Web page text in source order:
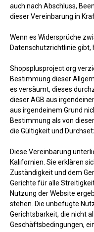
auch nach Abschluss,
dieser Vereinbarung in
Wenn es Widersprüche
Datenschutzrichtlinie gibt,
Shopsplusproject.org
Bestimmung dieser
es versäumt, dieses
dieser AGB aus
aus irgendeinem Grund
Bestimmung als von
die Gültigkeit und
Diese Vereinbarung
Kalifornien. Sie erklären
Zuständigkeit und dem
Gerichte für alle
Nutzung der Website
stehen. Die unbefugte
Gerichtsbarkeit, die nicht
Geschäftsbedingungen,